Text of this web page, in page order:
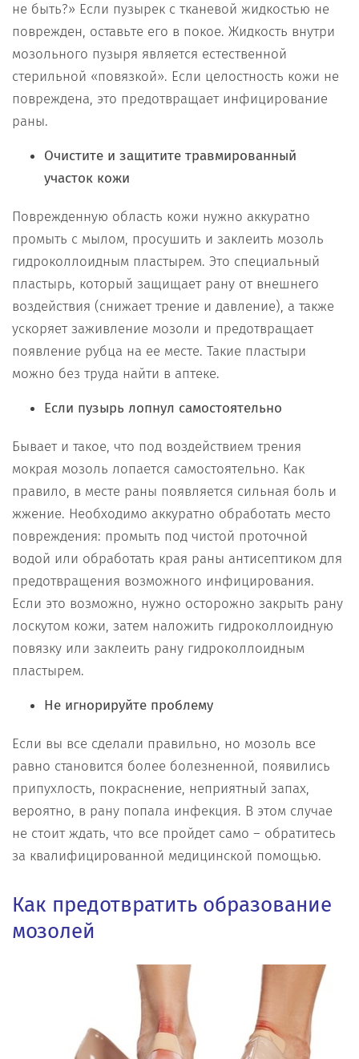
не быть?» Если пузырек с тканевой жидкостью не
поврежден, оставьте его в покое. Жидкость внутри
мозольного пузыря является естественной
стерильной «повязкой». Если целостность кожи не
повреждена, это предотвращает инфицирование
раны.
Очистите и защитите травмированный
участок кожи
Поврежденную область кожи нужно аккуратно
промыть с мылом, просушить и заклеить мозоль
гидроколлоидным пластырем. Это специальный
пластырь, который защищает рану от внешнего
воздействия (снижает трение и давление), а также
ускоряет заживление мозоли и предотвращает
появление рубца на ее месте. Такие пластыри
можно без труда найти в аптеке.
Если пузырь лопнул самостоятельно
Бывает и такое, что под воздействием трения
мокрая мозоль лопается самостоятельно. Как
правило, в месте раны появляется сильная боль и
жжение. Необходимо аккуратно обработать место
повреждения: промыть под чистой проточной
водой или обработать края раны антисептиком для
предотвращения возможного инфицирования.
Если это возможно, нужно осторожно закрыть рану
лоскутом кожи, затем наложить гидроколлоидную
повязку или заклеить рану гидроколлоидным
пластырем.
Не игнорируйте проблему
Если вы все сделали правильно, но мозоль все
равно становится более болезненной, появились
припухлость, покраснение, неприятный запах,
вероятно, в рану попала инфекция. В этом случае
не стоит ждать, что все пройдет само – обратитесь
за квалифицированной медицинской помощью.
Как предотвратить образование
мозолей